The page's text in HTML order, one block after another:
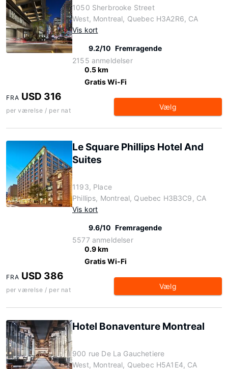
1050 Sherbrooke Street
West, Montreal, Quebec H3A2R6, CA
Vis kort
9.2/10 Fremragende
2155 anmeldelser
0.5 km
Gratis Wi-Fi
FRA USD 316
per værelse / per nat Vælg
Le Square Phillips Hotel And
Suites
1193, Place
Phillips, Montreal, Quebec H3B3C9, CA
Vis kort
9.6/10 Fremragende
5577 anmeldelser
0.9 km
Gratis Wi-Fi
FRA USD 386
per værelse / per nat Vælg
Hotel Bonaventure Montreal
900 rue De La Gauchetiere
West, Montreal, Quebec H5A1E4, CA